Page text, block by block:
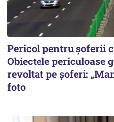
Pericol pentru șoferii
Obiectele periculoase
revoltat pe șoferi:
foto